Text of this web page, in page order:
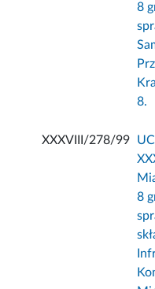
8
8.
XXXVIII/278/99
8